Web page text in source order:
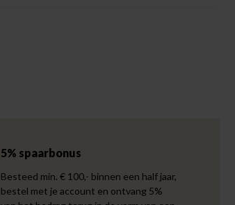
5% spaarbonus
Besteed min. € 100,- binnen een half jaar,
bestel met je account en ontvang 5%